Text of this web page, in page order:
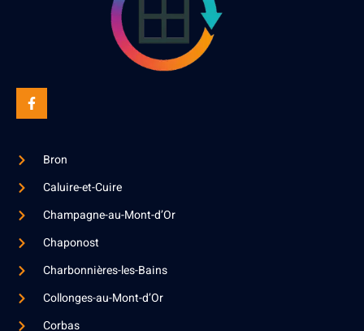
Bron
Caluire-et-Cuire
Champagne-au-Mont-d’Or
Chaponost
Charbonnières-les-Bains
Collonges-au-Mont-d’Or
Corbas